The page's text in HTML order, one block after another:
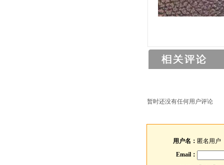
暂时还没有任何用户评论
用户名： 匿名用户
Email：